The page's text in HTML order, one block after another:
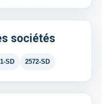
sociétés
SD 2572-SD